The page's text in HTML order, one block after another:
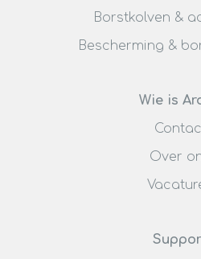
Borstkolven &
Wie is
Over